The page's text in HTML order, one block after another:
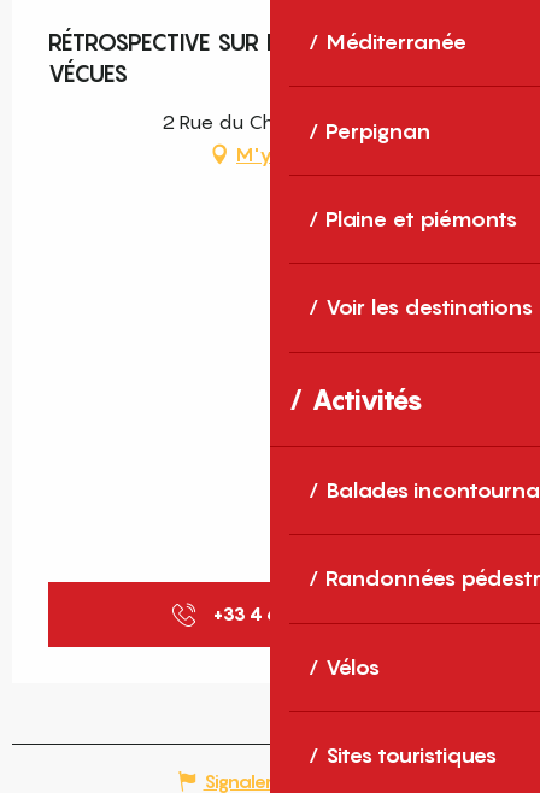
Méditerranée
Perpignan
Plaine et piémonts
Voir les destinations
Activités
Balades
Randonnées
Vélos
Sites touristiques
RÉTROSPECTIVE SUR LES ANIMATIONS
VÉCUES
2 Rue du Château, Nyer
M'y rendre
+33 4 68 97 05
Signaler une erreur